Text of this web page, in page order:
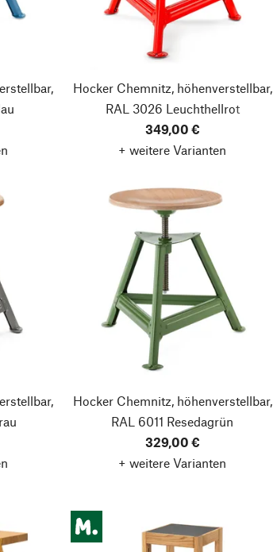
Hocker Chemnitz, höhenverstellbar,
RAL 3026 Leuchthellrot
349,00 €
+ weitere Varianten
Hocker Chemnitz, höhenverstellbar,
RAL 6011 Resedagrün
329,00 €
+ weitere Varianten